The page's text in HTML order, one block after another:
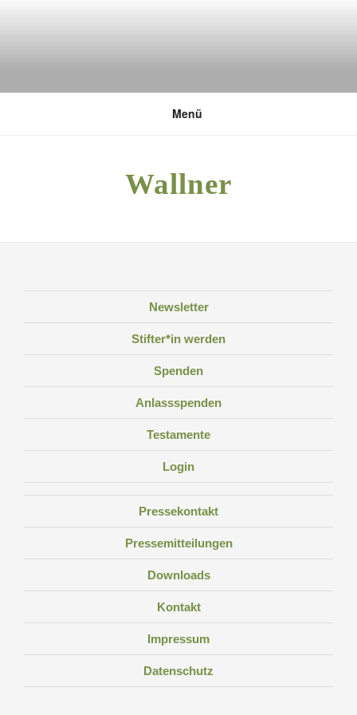
DEUTSCHE UMWELTSTIFTUNG
Menü
Wallner
Newsletter
Stifter*in werden
Spenden
Anlassspenden
Testamente
Login
Pressekontakt
Pressemitteilungen
Downloads
Kontakt
Impressum
Datenschutz